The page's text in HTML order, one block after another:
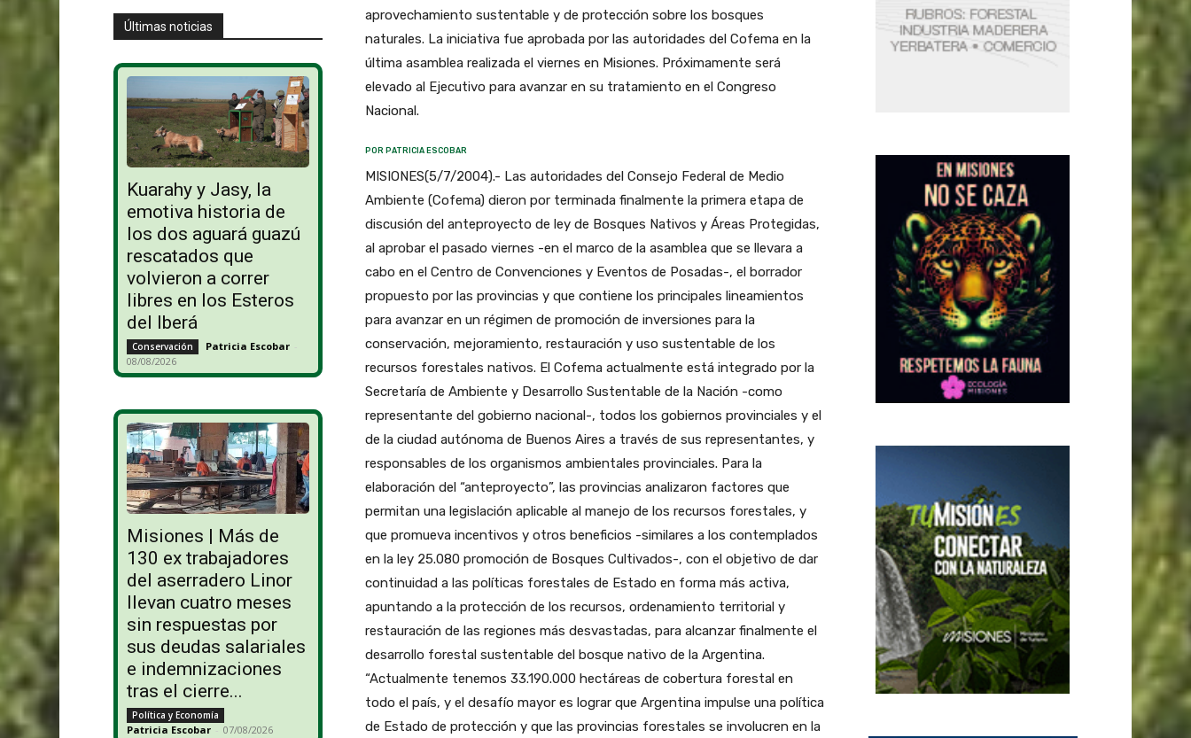
Últimas noticias
Kuarahy y Jasy, la
emotiva historia de
los dos aguará guazú
rescatados que
volvieron a correr
libres en los Esteros
del Iberá
Conservación Patricia Escobar -
08/08/2026
Misiones | Más de
130 ex trabajadores
del aserradero Linor
llevan cuatro meses
sin respuestas por
sus deudas salariales
e indemnizaciones
tras el cierre...
Política y Economía
Patricia Escobar - 07/08/2026
aprovechamiento sustentable y de protección sobre los bosques
naturales. La iniciativa fue aprobada por las autoridades del Cofema en la
última asamblea realizada el viernes en Misiones. Próximamente será
elevado al Ejecutivo para avanzar en su tratamiento en el Congreso
Nacional.
POR PATRICIA ESCOBAR
MISIONES(5/7/2004).- Las autoridades del Consejo Federal de Medio
Ambiente (Cofema) dieron por terminada finalmente la primera etapa de
discusión del anteproyecto de ley de Bosques Nativos y Áreas Protegidas,
al aprobar el pasado viernes -en el marco de la asamblea que se llevara a
cabo en el Centro de Convenciones y Eventos de Posadas-, el borrador
propuesto por las provincias y que contiene los principales lineamientos
para avanzar en un régimen de promoción de inversiones para la
conservación, mejoramiento, restauración y uso sustentable de los
recursos forestales nativos. El Cofema actualmente está integrado por la
Secretaría de Ambiente y Desarrollo Sustentable de la Nación -como
representante del gobierno nacional-, todos los gobiernos provinciales y el
de la ciudad autónoma de Buenos Aires a través de sus representantes, y
responsables de los organismos ambientales provinciales. Para la
elaboración del “anteproyecto”, las provincias analizaron factores que
permitan una legislación aplicable al manejo de los recursos forestales, y
que promueva incentivos y otros beneficios -similares a los contemplados
en la ley 25.080 promoción de Bosques Cultivados-, con el objetivo de dar
continuidad a las políticas forestales de Estado en forma más activa,
apuntando a la protección de los recursos, ordenamiento territorial y
restauración de las regiones más desvastadas, para alcanzar finalmente el
desarrollo forestal sustentable del bosque nativo de la Argentina.
“Actualmente tenemos 33.190.000 hectáreas de cobertura forestal en
todo el país, y el desafío mayor es lograr que Argentina impulse una política
de Estado de protección y que las provincias forestales se involucren en la